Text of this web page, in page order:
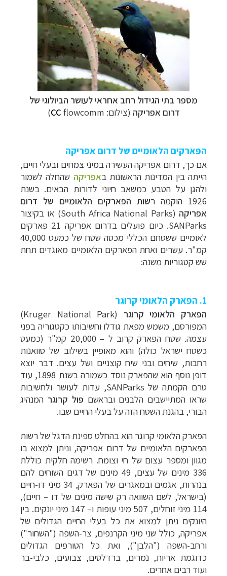
מספר בתי הגידול רחב אחראי לעושר הביולוגי של
דרום אפריקה (צילום: CC flowcomm)
הפארקים הלאומיים של דרום אפריקה
אם כך, דרום אפריקה העשירה במיני צמחים ובעלי חיים,
הייתה בין המדינות הראשונות באפריקה שהחלה לשמור
ולהגן על הטבע כמשאב חיוני לדורות הבאים. בשנת
1926 הוקמה ר
שות הפארקים הלאומיים של דרום
אפריקה (
South Africa National Parks) או בקיצור
SANParks
. כיום פועלים בדרום אפריקה 21 פארקים
לאומיים ששטחם הכללי מכסה שטח של כמעט 40,000
קמ"ר. עשרים ואחת הפארקים הלאומיים מאוגדים תחת
שש קטגוריות משנה:
1. הפארק הלאומי קרוגר
הפארק הלאומי קרוגר (
Kruger National Park
)
המפורסם, משמש מפאת גודלו וחשיבותו כקטגוריה בפני
עצמה. שטח הפארק קרוב ל – 20,000 קמ"ר (כמעט
כשטח ישראל כולה) והוא מאופיין בשילוב של סוואנות
רחבות, שיחים ובני שיח קוצניים ושל עצים. דבר יוצא
דופן נוסף הוא שהפארק נוסד כשמורה בשנת 1898, עוד
טרם הקמתה של SANParks, עדות לעושר ולחשיבות
שראו המתיישבים הלבנים ובראשם פול קרוגר המנהיג
הבורי, בהגנת השטח הזה על בעלי החיים שבו.
הפארק הלאומי קרוגר הוא בהחלט ספינת הדגל של רשות
הפארקים הלאומיים של דרום אפריקה, וניתן למצוא בו
מגוון ומספר עצום של חי וצומח. רשימה חלקית כוללת
336 מינים של עצים, 49 מינים של דגים השוחים להם
בנהרות, אגמים ובמאגרים של הפארק, 34 מיני דו-חיים
(בישראל, לשם השוואה רק שישה מינים של דו – חיים),
114 מיני זוחלים, 507 מיני עופות ו– 147 מיני יונקים. בין
היונקים ניתן למצוא את כל בעלי החיים הגדולים של
אפריקה, כולל שני מיני הקרנפים, צר-השפה ("השחור")
ורחב-השפה ("הלבן"), ואת כל הטורפים הגדולים
כדוגמת אריות, נמרים, ברדלסים, צבועים, כלבי-בר
ועוד רבים אחרים.